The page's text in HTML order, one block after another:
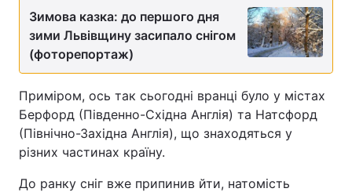
Зимова казка: до першого дня
зими Львівщину засипало снігом
(фоторепортаж)
Приміром, ось так сьогодні вранці було у містах
Берфорд (Південно-Східна Англія) та Натсфорд
(Північно-Західна Англія), що знаходяться у
різних частинах країну.
До ранку сніг вже припинив йти, натомість